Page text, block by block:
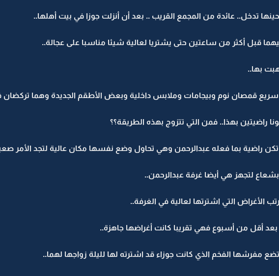
تدخل.. عائدة من المجمع القريب .. بعد أن أنزلت جوزا في بيت أهلها..
قبل أكثر من ساعتين حتى يشتريا لعالية شيئا مناسبا على عجالة..
بها..
قمصان نوم وبيجامات وملابس داخلية وبعض الأطقم الجديدة وهما تركضان
راضيتين بهذا.. فمن التي تتزوج بهذه الطريقة؟؟
راضية بما فعله عبدالرحمن وهي تحاول وضع نفسها مكان عالية لتجد الأمر
لتجهز هي أيضا غرفة عبدالرحمن..
الأغراض التي اشترتها لعالية في الغرفة..
أقل من أسبوع فهي تقريبا كانت أغراضها جاهزة..
مفرشها الفخم الذي كانت جوزاء قد اشترته لها لليلة زواجها لهما..